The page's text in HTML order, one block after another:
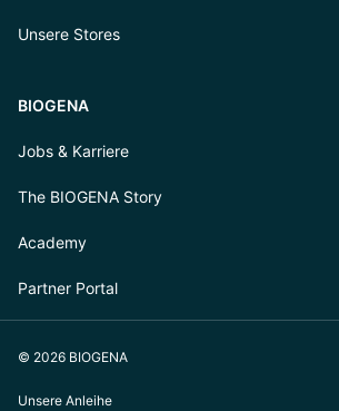
Unsere Stores
BIOGENA
Jobs & Karriere
The BIOGENA Story
Academy
Partner Portal
© 2026 BIOGENA
Unsere Anleihe